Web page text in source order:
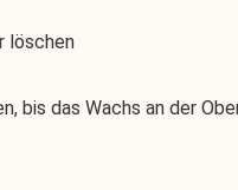
löschen
bis das Wachs an der